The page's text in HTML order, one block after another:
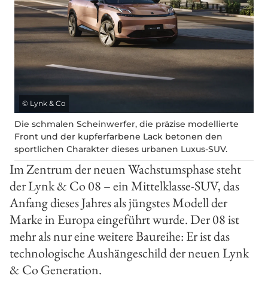
© Lynk & Co
Die schmalen Scheinwerfer, die präzise modellierte
Front und der kupferfarbene Lack betonen den
sportlichen Charakter dieses urbanen Luxus-SUV.
Im Zentrum der neuen Wachstumsphase steht
der Lynk & Co 08 – ein Mittelklasse-SUV, das
Anfang dieses Jahres als jüngstes Modell der
Marke in Europa eingeführt wurde. Der 08 ist
mehr als nur eine weitere Baureihe: Er ist das
technologische Aushängeschild der neuen Lynk
& Co Generation.